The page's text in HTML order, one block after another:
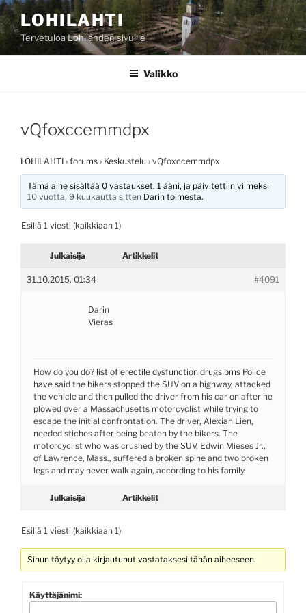
Siirry
sisältöönLOHILAHTI
Tervetuloa Lohilahden sivuille
Valikko
vQfoxccemmdpx
LOHILAHTI › forums › Keskustelu › vQfoxccemmdpx
Tämä aihe sisältää 0 vastaukset, 1 ääni, ja päivitettiin viimeksi
10 vuotta, 9 kuukautta sitten Darin toimesta.
Esillä 1 viesti (kaikkiaan 1)
Julkaisija Artikkelit
31.10.2015, 01:34 #4091
Darin
Vieras
How do you do? list of erectile dysfunction drugs bms Police
have said the bikers stopped the SUV on a highway, attacked
the vehicle and then pulled the driver from his car on after he
plowed over a Massachusetts motorcyclist while trying to
escape the initial confrontation. The driver, Alexian Lien,
needed stiches after being beaten by the bikers. The
motorcyclist who was crushed by the SUV, Edwin Mieses Jr.,
of Lawrence, Mass., suffered a broken spine and two broken
legs and may never walk again, according to his family.
Julkaisija Artikkelit
Esillä 1 viesti (kaikkiaan 1)
Sinun täytyy olla kirjautunut vastataksesi tähän aiheeseen.
Käyttäjänimi: